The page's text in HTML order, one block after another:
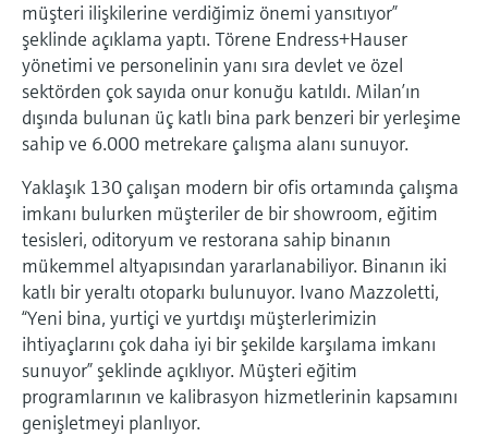
Ürünlere özgü bilgiler ve belgeler bulun
Yedek parçaları bulun
Ürün kökü, sipariş kodu veya seri numarasına
göre yedek parçaları bulun
Hepsini satın al
Mikrodalga iletimi ölçümü
Memosens teknolojisi
Hepsini satın al
müşteri ilişkilerine verdiğimiz önemi yansıtıyor”
şeklinde açıklama yaptı. Törene Endress+Hauser
yönetimi ve personelinin yanı sıra devlet ve özel
sektörden çok sayıda onur konuğu katıldı. Milan’ın
dışında bulunan üç katlı bina park benzeri bir yerleşime
sahip ve 6.000 metrekare çalışma alanı sunuyor.
Yaklaşık 130 çalışan modern bir ofis ortamında çalışma
imkanı bulurken müşteriler de bir showroom, eğitim
tesisleri, oditoryum ve restorana sahip binanın
mükemmel altyapısından yararlanabiliyor. Binanın iki
katlı bir yeraltı otoparkı bulunuyor. Ivano Mazzoletti,
“Yeni bina, yurtiçi ve yurtdışı müşterlerimizin
ihtiyaçlarını çok daha iyi bir şekilde karşılama imkanı
sunuyor” şeklinde açıklıyor. Müşteri eğitim
programlarının ve kalibrasyon hizmetlerinin kapsamını
genişletmeyi planlıyor.